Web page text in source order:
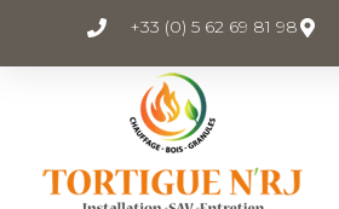
+33 (0) 5 62 69 81 98